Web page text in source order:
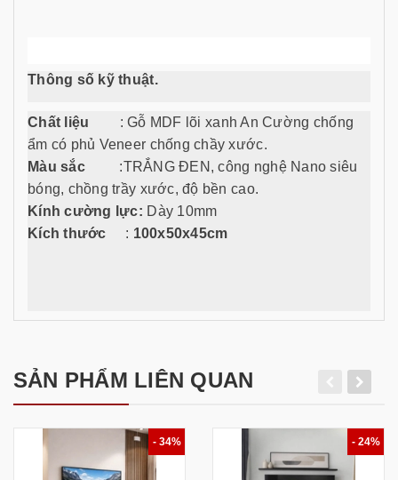
Thông số kỹ thuật.
Chất liệu : Gỗ MDF lõi xanh An Cường chống
ẩm có phủ Veneer chống chầy xước.
Màu sắc
:TRẮNG ĐEN, công nghệ Nano siêu
bóng, chồng trầy xước, độ bền cao.
Kính cường lực: Dày 10mm
Kích thước
: 100x50x45cm
SẢN PHẨM LIÊN QUAN
- 34% - 24%